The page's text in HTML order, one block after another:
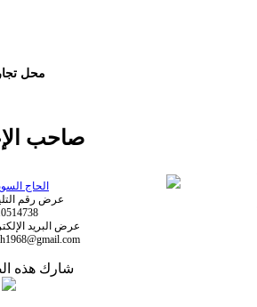
محل
صاحب
الحاج
عرض رقم
عرض البريد
شارك هذه